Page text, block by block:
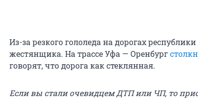
Из-за резкого гололеда на дорогах
жестянщика. На трассе Уфа — Оренбург
говорят, что дорога как стеклянная.
Если вы стали очевидцем ДТП или ЧП, то